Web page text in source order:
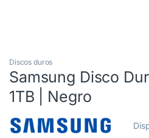
Discos duros
Samsung Disco
1TB | Negro